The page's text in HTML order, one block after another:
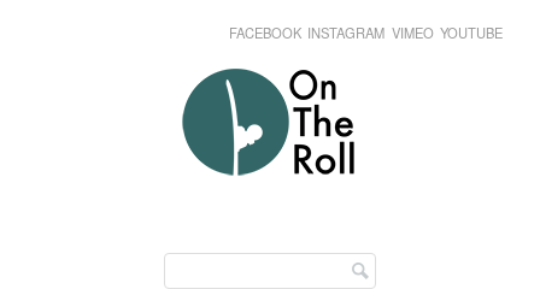
FACEBOOK INSTAGRAM VIMEO YOUTUBE
Main menu